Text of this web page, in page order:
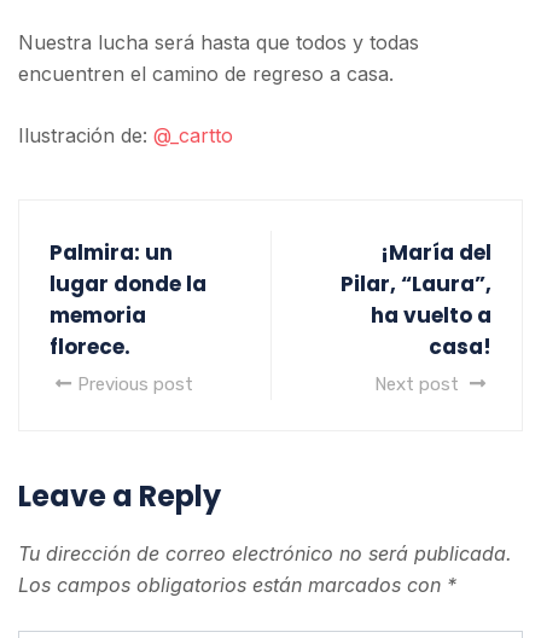
Nuestra lucha será hasta que todos y todas
encuentren el camino de regreso a casa.
Ilustración de: @_cartto
Palmira: un
lugar donde la
memoria
florece.
Previous post
¡María del
Pilar, “Laura”,
ha vuelto a
casa!
Next post
Leave a Reply
Tu dirección de correo electrónico no será publicada.
Los campos obligatorios están marcados con *